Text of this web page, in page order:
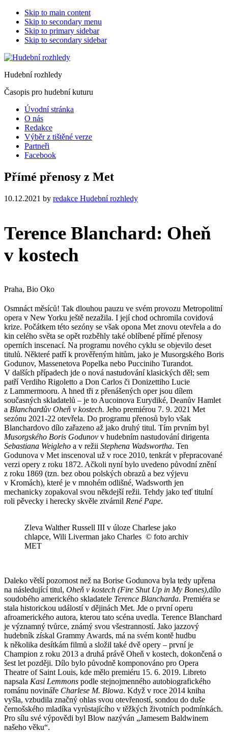
Skip to main content
Skip to secondary menu
Skip to primary sidebar
Skip to secondary sidebar
Hudební rozhledy
Časopis pro hudební kuturu
Úvodní stránka
O nás
Redakce
Výběr z tištěné verze
Partneři
Facebook
Přímé přenosy z Met
10.12.2021 by redakce Hudební rozhledy
Terence Blanchard: Oheň
v kostech
Praha, Bio Oko
Osmnáct měsíců! Tak dlouhou pauzu ve svém provozu Metropolitní
opera v New Yorku ještě nezažila. I její chod ochromila covidová
krize. Počátkem této sezóny se však opona Met znovu otevřela a do
kin celého světa se opět rozběhly také oblíbené přímé přenosy
operních inscenací. Na programu nového cyklu se objevilo deset
titulů. Některé patří k prověřeným hitům, jako je Musorgského Boris
Godunov, Massenetova Popelka nebo Pucciniho Turandot.
V dalších případech jde o nová nastudování klasických děl; sem
patří Verdiho Rigoletto a Don Carlos či Donizettiho Lucie
z Lammermooru. A hned tři z přenášených oper jsou dílem
současných skladatelů – je to Aucoinova Eurydiké, Deanův Hamlet
a Blanchardův Oheň v kostech. Jeho premiérou 7. 9. 2021 Met
sezónu 2021-22 otevřela. Do programu přenosů bylo však
Blanchardovo dílo zařazeno až jako druhý titul. Tím prvním byl
Musorgského Boris Godunov v hudebním nastudování dirigenta
Sebastiana Weigleho a v režii Stephena Wadswortha. Ten
Godunova v Met inscenoval už v roce 2010, tenkrát v přepracované
verzi opery z roku 1872. Ačkoli nyní bylo uvedeno původní znění
z roku 1869 (tzn. bez obou polských obrazů a bez výjevu
v Kromách), které je v mnohém odlišné, Wadsworth jen
mechanicky zopakoval svou někdejší režii. Tehdy jako teď titulní
roli pěvecky i herecky skvěle ztvárnil René Pape.
Zleva Walther Russell III v úloze Charlese jako
chlapce, Wili Liverman jako Charles © foto archiv
MET
Daleko větší pozornost než na Borise Godunova byla tedy upřena
na následující titul, Oheň v kostech (Fire Shut Up in My Bones),dílo
soudobého amerického skladatele Terence Blancharda. Premiéra se
stala historickou událostí v dějinách Met. Jde o první operu
afroamerického autora, kterou tato scéna uvedla. Terence Blanchard
je významný tvůrce, známý svou všestranností. Jako jazzový
hudebník získal Grammy Awards, má na svém kontě hudbu
k několika desítkám filmů a složil také dvě opery – první je
Champion z roku 2013 a druhá právě Oheň v kostech, dokončená o
šest let později. Dílo bylo původně komponováno pro Opera
Theatre of Saint Louis, kde mělo premiéru 15. 6. 2019. Libreto
napsala Kasi Lemmons podle stejnojmenného autobiografického
románu novináře Charlese M. Blowa. Když v roce 2014 kniha
vyšla, vzbudila značný ohlas svou otevřeností, sondou do duše
černošského mladíka vyrůstajícího v těžkých životních podmínkách.
Pro sílu své výpovědi byl Blow nazýván „Jamesem Baldwinem
našeho věku“.